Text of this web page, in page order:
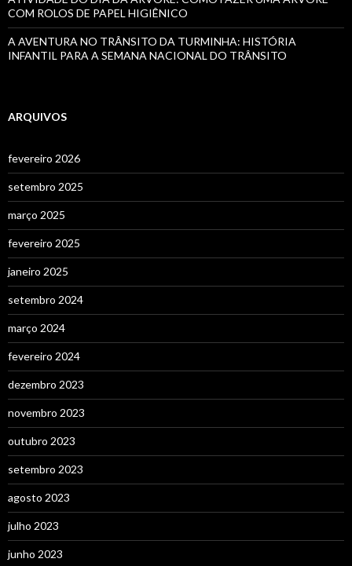
COM ROLOS DE PAPEL HIGIÊNICO
A AVENTURA NO TRÂNSITO DA TURMINHA: HISTÓRIA
INFANTIL PARA A SEMANA NACIONAL DO TRÂNSITO
ARQUIVOS
fevereiro 2026
setembro 2025
março 2025
fevereiro 2025
janeiro 2025
setembro 2024
março 2024
fevereiro 2024
dezembro 2023
novembro 2023
outubro 2023
setembro 2023
agosto 2023
julho 2023
junho 2023